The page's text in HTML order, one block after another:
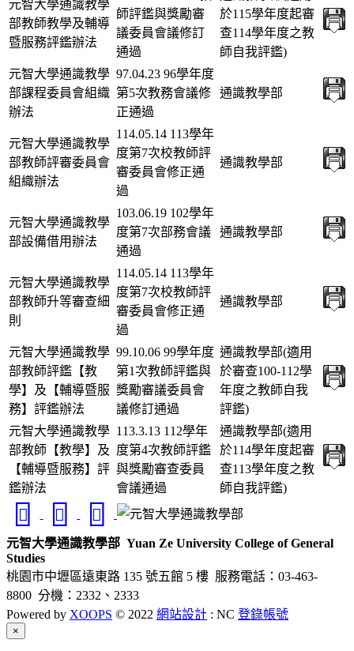
元智大學通識教學
部教師教學及輔導
暨服務評鑑辦法
師評鑑與獎勵審
議委員會議修訂
通過
於115學年度起審
查114學年度之教
師自我評鑑)
元智大學通識教學
部課程委員會組織
辦法
97.04.23 96學年度
第5次教務會議修
正通過
通識教學部
元智大學通識教學
部教師評審委員會
組織辦法
114.05.14 113學年
度第7次校教師評
審委員會修正通
過
通識教學部
元智大學通識教學
部設備借用辦法
103.06.19 102學年
度第7次部務會議
通過
通識教學部
元智大學通識教學
部教師升等審查細
則
114.05.14 113學年
度第7次校教師評
審委員會修正通
過
通識教學部
元智大學通識教學
部教師評鑑【教
學】及【輔導暨服
務】評鑑辦法
99.10.06 99學年度
第1次教師評鑑與
獎勵審議委員會
議修訂通過
通識教學部(適用
於審查100-112學
年度之教師自我
評鑑)
元智大學通識教學
部教師【教學】及
【輔導暨服務】評
鑑辦法
113.3.13 112學年
度第4次教師評鑑
與獎勵審查委員
會議通過
通識教學部(適用
於114學年度起審
查113學年度之教
師自我評鑑)
元智大學通識教學部 Yuan Ze University College of General
Studies
桃園市中壢區遠東路 135 號五館 5 樓 服務電話：03-463-
8800 分機：2332、2333
Powered by XOOPS © 2022 網站設計 : NC 登錄帳號
×